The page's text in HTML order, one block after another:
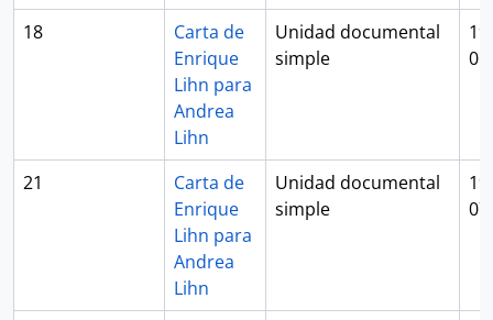
18
Carta de
Enrique
Lihn para
Andrea
Lihn
Unidad documental
simple
21
Carta de
Enrique
Lihn para
Andrea
Lihn
Unidad documental
simple